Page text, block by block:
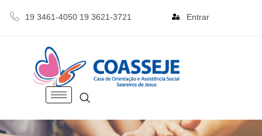
19 3461-4050 19 3621-3721 Entrar